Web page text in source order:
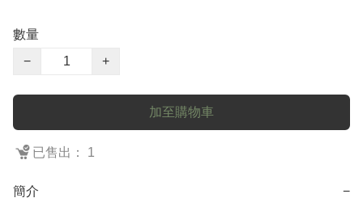
數量
−
+
加至購物車
已售出： 1
簡介 −